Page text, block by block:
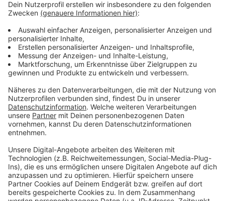
Anzeige
Update 11.05 Uhr: Brand mittlerweile
gelöscht
Die Einsatzstelle ist laut der Leitstelle mittlerweile
komplett mit Löschschaum bedeckt, das Feuer ist
Eine Brandsicherheitswache passt auf, dass
Glutnester nicht für neue Brände sorgen.
Anzeige